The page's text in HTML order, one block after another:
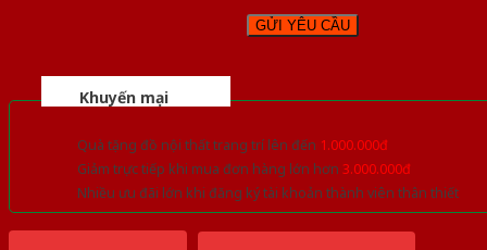
Khuyến mại
Quà tặng đồ nội thất trang trí lên đến 1.000.000đ
Giảm trực tiếp khi mua đơn hàng lớn hơn 3.000.000đ
Nhiều ưu đãi lớn khi đăng ký tài khoản thành viên thân thiết